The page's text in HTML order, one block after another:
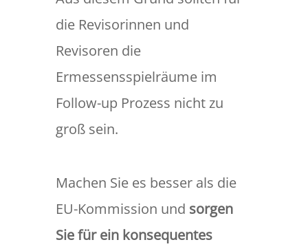
die Revisorinnen und
Revisoren die
Ermessensspielräume im
Follow-up Prozess nicht zu
groß sein.
Machen Sie es besser als die
EU-Kommission und sorgen
Sie für ein konsequentes